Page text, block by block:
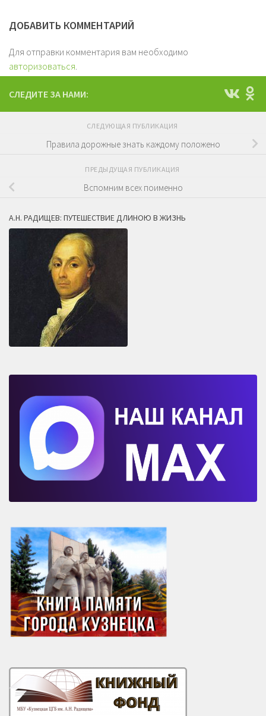
ДОБАВИТЬ КОММЕНТАРИЙ
Для отправки комментария вам необходимо
авторизоваться
СЛЕДИТЕ ЗА НАМИ:
СЛЕДУЮЩАЯ ПУБЛИКАЦИЯ
Правила дорожные знать каждому положено
ПРЕДЫДУЩАЯ ПУБЛИКАЦИЯ
Вспомним всех поименно
А.Н. РАДИЩЕВ: ПУТЕШЕСТВИЕ ДЛИНОЮ В ЖИЗНЬ